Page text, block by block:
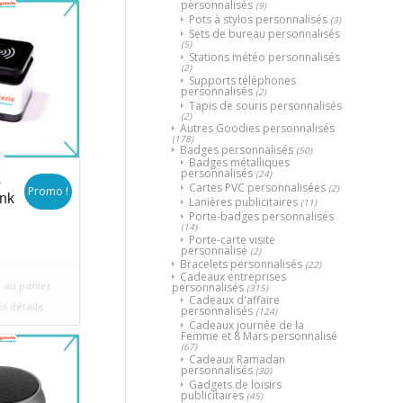
:
د.م.100.
د.م.95.
Promo !
panier
détails
personnalisés (9)
Pots à stylos personnalisés (3)
Sets de bureau personnalisés
(5)
Stations météo personnalisés
(2)
Supports téléphones
personnalisés (2)
Tapis de souris personnalisés
(2)
Autres Goodies personnalisés
(178)
Badges personnalisés (50)
Badges métalliques
personnalisés (24)
Cartes PVC personnalisées (2)
Lanières publicitaires (11)
Porte-badges personnalisés
(14)
Porte-carte visite
personnalisé (2)
Bracelets personnalisés (22)
Cadeaux entreprises
personnalisés (315)
Cadeaux d'affaire
personnalisés (124)
Cadeaux journée de la
Femme et 8 Mars personnalisé
(67)
Cadeaux Ramadan
personnalisés (30)
Gadgets de loisirs
publicitaires (45)